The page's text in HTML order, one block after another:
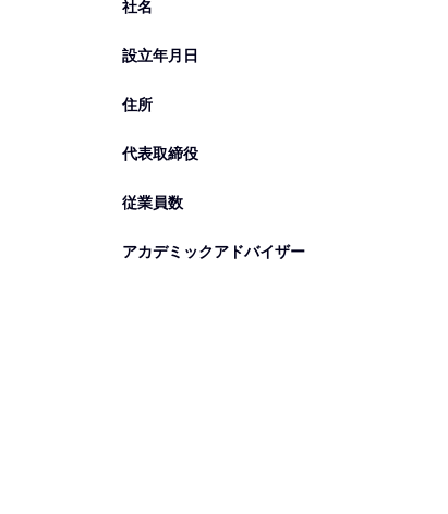
社名
設立年月日
住所
代表取締役
従業員数
アカデミックアドバイザー